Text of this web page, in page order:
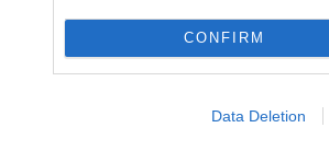
CONFIRM
Data Deletion